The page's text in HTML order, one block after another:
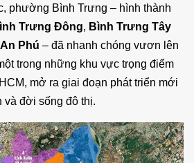
phường Bình Trưng – hình thành
Trưng Đông, Bình Trưng Tây
An Phú – đã nhanh chóng vươn lên
trong những khu vực trọng điểm
mở ra giai đoạn phát triển mới
và đời sống đô thị.